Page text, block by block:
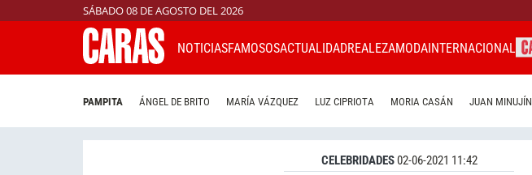
SÁBADO 08 DE AGOSTO DEL 2026
NOTICIASFAMOSOSACTUALIDADREALEZAMODAINTERNACIONAL
PAMPITA ÁNGEL DE BRITO MARÍA VÁZQUEZ LUZ CIPRIOTA MORIA CASÁN JUAN MINUJÍN
CELEBRIDADES02-06-2021 11:42